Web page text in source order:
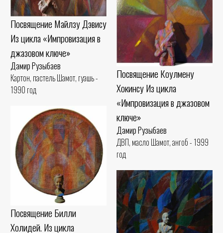
Посвящение Коулмену
Хокинсу Из цикла
«Импровизация в джазовом
ключе»
Дамир Рузыбаев
ДВП, масло Шамот, ангоб - 1999
год
Посвящение Майлзу Дэвису
Из цикла «Импровизация в
джазовом ключе»
Дамир Рузыбаев
Картон, пастель Шамот, гуашь -
1990 год
Посвящение Билли
Холидей. Из цикла